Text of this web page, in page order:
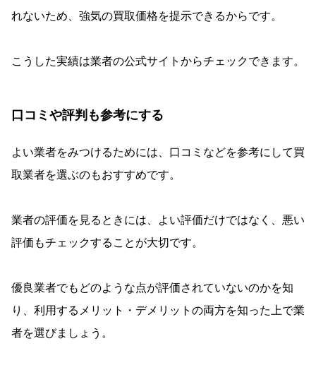
れないため、強気の買取価格を提示できるからです。
こうした実績は業者の公式サイトからチェックできます。
口コミや評判も参考にする
よい業者をみつけるためには、口コミなどを参考にして買
取業者を選ぶのもおすすめです。
業者の評価を見るときには、よい評価だけではなく、悪い
評価もチェックすることが大切です。
優良業者でもどのような点が評価されていないのかを知
り、利用するメリット・デメリットの両方を知った上で業
者を選びましょう。